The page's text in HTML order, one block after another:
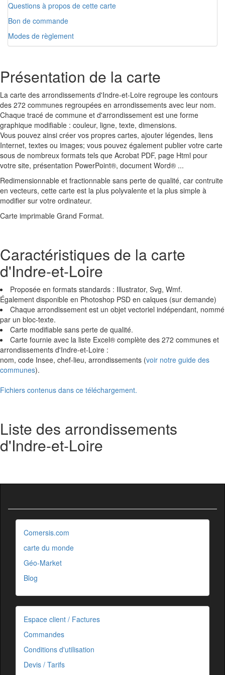
Questions à propos de cette carte
Bon de commande
Modes de règlement
Présentation de la carte
La carte des arrondissements d'Indre-et-Loire regroupe les contours
des 272 communes regroupées en arrondissements avec leur nom.
Chaque tracé de commune et d'arrondissement est une forme
graphique modifiable : couleur, ligne, texte, dimensions.
Vous pouvez ainsi créer vos propres cartes, ajouter légendes, liens
Internet, textes ou images; vous pouvez également publier votre carte
sous de nombreux formats tels que Acrobat PDF, page Html pour
votre site, présentation PowerPoint®, document Word® ...
Redimensionnable et fractionnable sans perte de qualité, car contruite
en vecteurs, cette carte est la plus polyvalente et la plus simple à
modifier sur votre ordinateur.
Carte imprimable Grand Format.
Caractéristiques de la carte
d'Indre-et-Loire
Proposée en formats standards : Illustrator, Svg, Wmf.
Également disponible en Photoshop PSD en calques (sur demande)
Chaque arrondissement est un objet vectoriel indépendant, nommé
par un bloc-texte.
Carte modifiable sans perte de qualité.
Carte fournie avec la liste Excel® complète des 272 communes et
arrondissements d'Indre-et-Loire :
nom, code Insee, chef-lieu, arrondissements (voir notre guide des
communes).
Fichiers contenus dans ce téléchargement.
Liste des arrondissements
d'Indre-et-Loire
Comersis.com
carte du monde
Géo-Market
Blog
Espace client / Factures
Commandes
Conditions d'utilisation
Devis / Tarifs